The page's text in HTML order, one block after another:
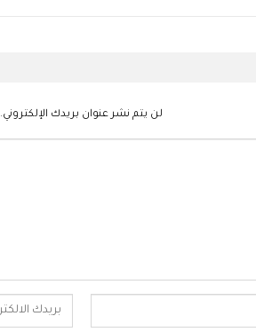
لن يتم نشر عنوان بريدك الإلكتروني.